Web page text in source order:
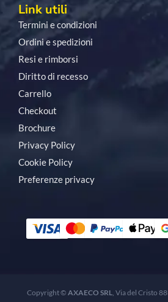
Link utili
Termini e condizioni
Ordini e spedizioni
Resi e rimborsi
Diritto di recesso
Carrello
Checkout
Brochure
Privacy Policy
Cookie Policy
Preferenze privacy
Copyright © AXAECO SRL, Via del Cristo